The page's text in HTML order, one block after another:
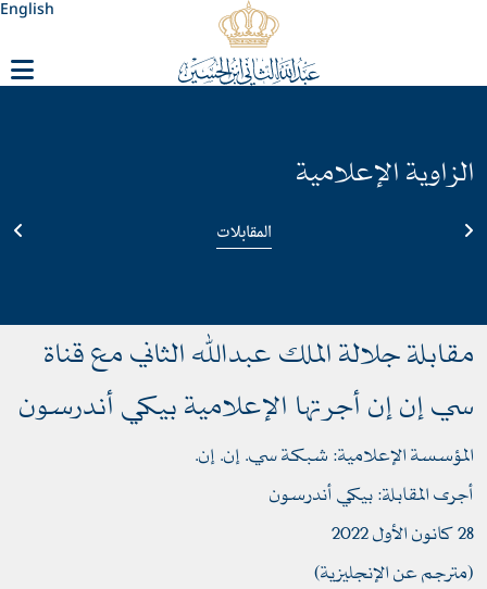
English
الزاوية الإعلامية
المقابلات
مقابلة جلالة الملك عبدﷲ الثاني مع قناة
سي إن إن أجرتها الإعلامية بيكي أندرسون
المؤسسة الإعلامية: شبكة سي. إن. إن.
أجرى المقابلة: بيكي أندرسون
28 كانون الأول 2022
(مترجم عن الإنجليزية)